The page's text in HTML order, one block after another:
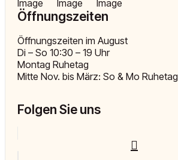
Öffnungszeiten
Öffnungszeiten im August
Di – So 10:30 – 19 Uhr
Montag Ruhetag
Mitte Nov. bis März: So & Mo Ruhetag
Folgen Sie uns